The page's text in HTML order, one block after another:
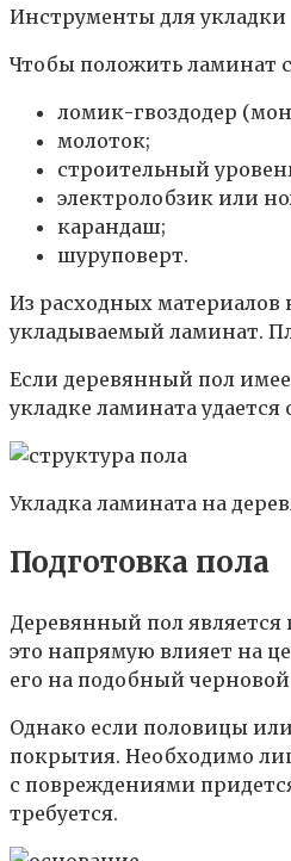
Инструменты для укладки
Чтобы положить ламинат
ломик-гвоздодер
молоток;
строительный
электролобзик или
карандаш;
шуруповерт.
Из расходных материалов
укладываемый ламинат.
Если деревянный пол
укладке ламината
Укладка ламината на
Подготовка пола
Деревянный пол
это напрямую влияет на
его на подобный
Однако если половицы
покрытия. Необходимо
с повреждениями
требуется.